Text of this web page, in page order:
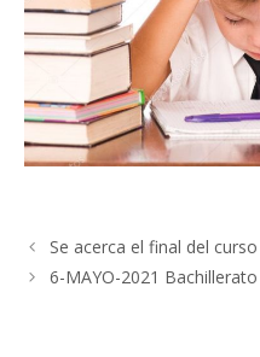
Se acerca el final del curso
6-MAYO-2021